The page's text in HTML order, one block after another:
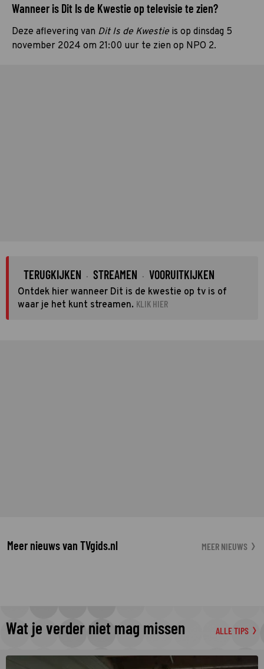
Wanneer is Dit Is de Kwestie op televisie te zien?
Deze aflevering van Dit Is de Kwestie is op dinsdag 5
november 2024 om 21:00 uur te zien op NPO 2.
TERUGKIJKEN · STREAMEN · VOORUITKIJKEN
Ontdek hier wanneer Dit is de kwestie op tv is of
waar je het kunt streamen. KLIK HIER
Meer nieuws van TVgids.nl MEER NIEUWS
Wat je verder niet mag missen ALLE TIPS